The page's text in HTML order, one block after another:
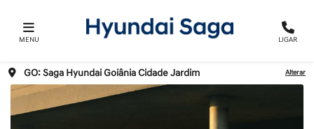
MENU LIGAR
GO: Saga Hyundai Goiânia Cidade Jardim Alterar